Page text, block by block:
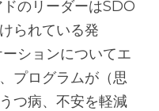
のリーダーはSDO
られている発
ションについてエ
プログラムが（思
つ病、不安を軽減